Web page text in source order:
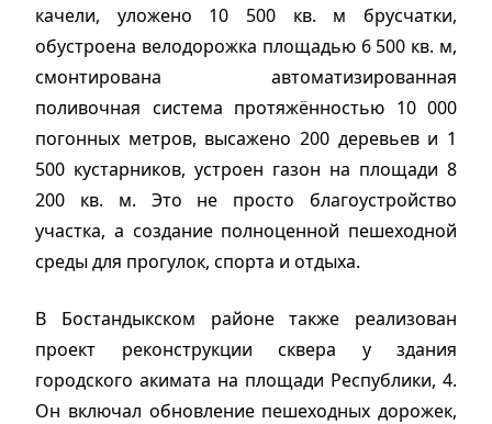
качели, уложено 10 500 кв. м брусчатки,
обустроена велодорожка площадью 6 500 кв. м,
смонтирована автоматизированная
поливочная система протяжённостью 10 000
погонных метров, высажено 200 деревьев и 1
500 кустарников, устроен газон на площади 8
200 кв. м. Это не просто благоустройство
участка, а создание полноценной пешеходной
среды для прогулок, спорта и отдыха.
В Бостандыкском районе также реализован
проект реконструкции сквера у здания
городского акимата на площади Республики, 4.
Он включал обновление пешеходных дорожек,